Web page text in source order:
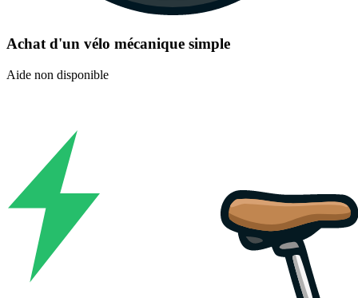
Achat d'un vélo mécanique simple
Aide non disponible